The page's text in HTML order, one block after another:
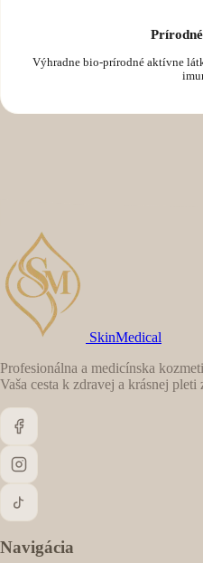
Výhradne bio-prírodné aktívne
SkinMedical
Profesionálna a medicínska
Vaša cesta k zdravej a krásnej pleti
Navigácia